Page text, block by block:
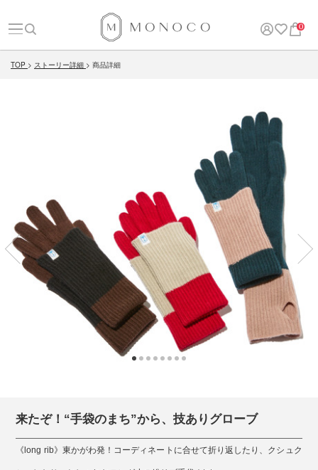
0
TOP ストーリー詳細 商品詳細
来たぞ！“手袋のまち”から、技ありグローブ
《long rib》東かがわ発！コーディネートに合せて折り返したり、クシュク